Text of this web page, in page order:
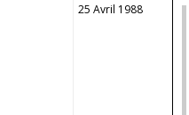
25 Avril 1988